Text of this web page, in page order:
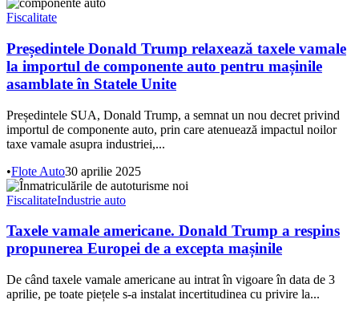
Fiscalitate
Președintele Donald Trump relaxează taxele vamale
la importul de componente auto pentru mașinile
asamblate în Statele Unite
Președintele SUA, Donald Trump, a semnat un nou decret privind
importul de componente auto, prin care atenuează impactul noilor
taxe vamale asupra industriei,...
•Flote Auto30 aprilie 2025
FiscalitateIndustrie auto
Taxele vamale americane. Donald Trump a respins
propunerea Europei de a excepta mașinile
De când taxele vamale americane au intrat în vigoare în data de 3
aprilie, pe toate piețele s-a instalat incertitudinea cu privire la...